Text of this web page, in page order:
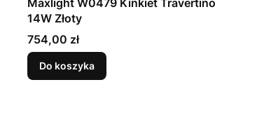
14W Złoty
Cena
754,00 zł
Do koszyka